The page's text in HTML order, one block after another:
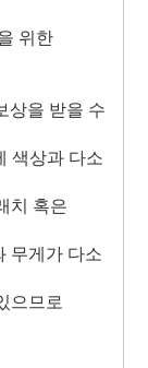
위한
상을 받을 수
색상과 다소
치 혹은
무게가 다소
으므로